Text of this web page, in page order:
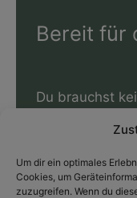
Um dir ein optimales
Cookies, um
zuzugreifen. Wenn du
Bereit für
Du brauchst
auswendig
aus und